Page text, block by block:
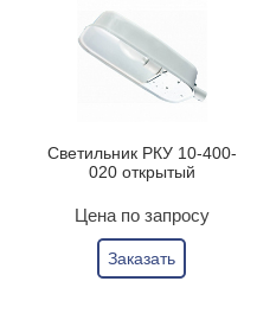
Светильник РКУ 10-400-
020 открытый
Цена по запросу
Заказать